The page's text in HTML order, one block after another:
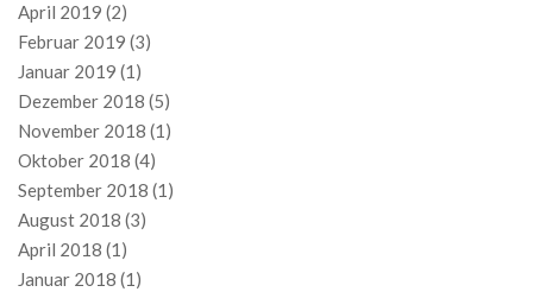
April 2019 (2)
Februar 2019 (3)
Januar 2019 (1)
Dezember 2018 (5)
November 2018 (1)
Oktober 2018 (4)
September 2018 (1)
August 2018 (3)
April 2018 (1)
Januar 2018 (1)